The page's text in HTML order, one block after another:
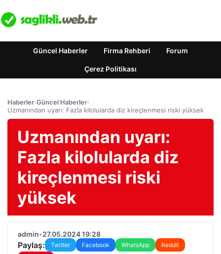
Güncel Haberler Firma Rehberi Forum
Çerez Politikası
Haberler›Güncel Haberler›
Uzmanından uyarı: Fazla kilolularda diz kireçlenmesi riski yüksek
Uzmanından uyarı:
Fazla kilolularda diz
kireçlenmesi riski
yüksek
admin•27.05.2024 19:28
Paylaş: Twitter Facebook WhatsApp
Reddit